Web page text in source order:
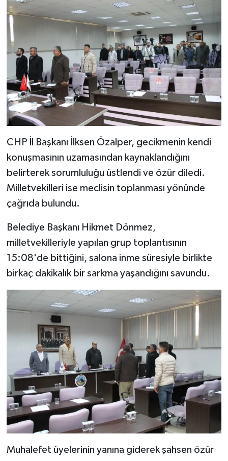
CHP İl Başkanı İlksen Özalper, gecikmenin kendi
konuşmasının uzamasından kaynaklandığını
belirterek sorumluluğu üstlendi ve özür diledi.
Milletvekilleri ise meclisin toplanması yönünde
çağrıda bulundu.
Belediye Başkanı Hikmet Dönmez,
milletvekilleriyle yapılan grup toplantısının
15:08'de bittiğini, salona inme süresiyle birlikte
birkaç dakikalık bir sarkma yaşandığını savundu.
Muhalefet üyelerinin yanına giderek şahsen özür